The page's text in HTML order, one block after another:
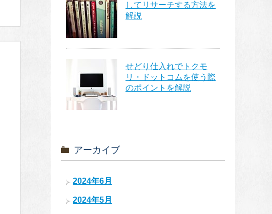
してリサーチする方法を
解説
せどり仕入れでトクモ
リ・ドットコムを使う際
のポイントを解説
アーカイブ
2024年6月
2024年5月